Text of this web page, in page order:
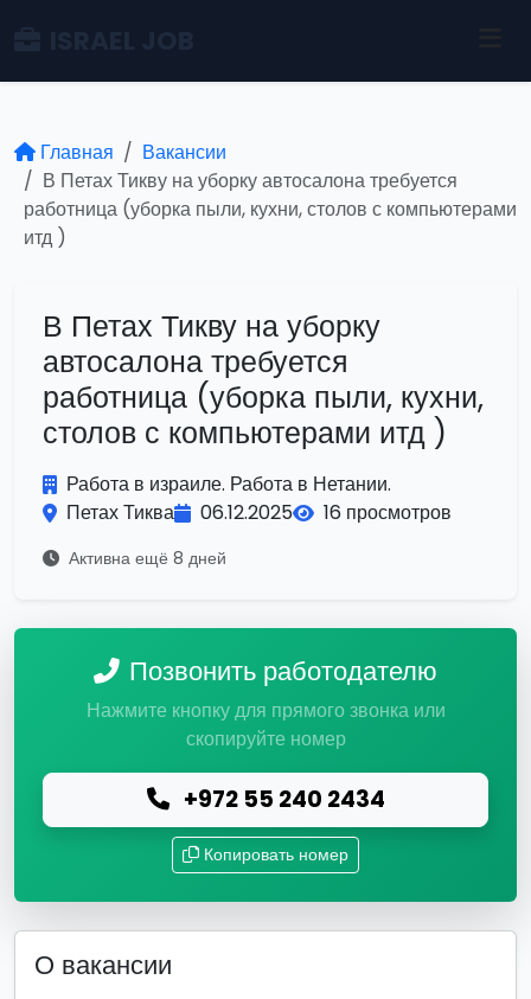
Главная
Вакансии
В Петах Тикву на уборку автосалона требуется
работница (уборка пыли, кухни, столов с компьютерами
итд )
В Петах Тикву на уборку
автосалона требуется
работница (уборка пыли, кухни,
столов с компьютерами итд )
Работа в израиле. Работа в Нетании.
Петах Тиква
06.12.2025 16 просмотров
Активна ещё 8 дней
Позвонить работодателю
Нажмите кнопку для прямого звонка или
скопируйте номер
+972 55 240 2434
Копировать номер
О вакансии